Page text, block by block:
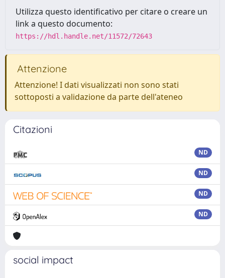
Utilizza questo identificativo per citare o creare un
link a questo documento:
https://hdl.handle.net/11572/72643
Attenzione
Attenzione! I dati visualizzati non sono stati
sottoposti a validazione da parte dell'ateneo
Citazioni
ND
ND
ND
ND
social impact